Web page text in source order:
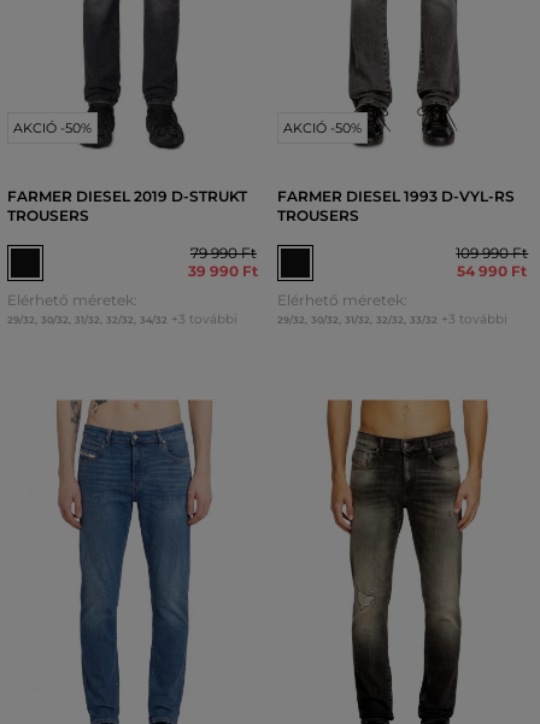
AKCIÓ -50%
FARMER DIESEL 2019 D-STRUKT
TROUSERS
79 990 Ft
39 990 Ft
Elérhető méretek:
29/32 30/32 31/32 32/32 34/32 +3 további
AKCIÓ -50%
FARMER DIESEL 1993 D-VYL-RS
TROUSERS
109 990 Ft
54 990 Ft
Elérhető méretek:
29/32 30/32 31/32 32/32 33/32 +3 további